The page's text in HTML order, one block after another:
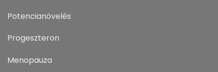
Potencianövelés
Progeszteron
Menopauza